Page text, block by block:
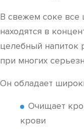
В свежем соке все
находятся в
целебный напиток
при многих
Он обладает
Очищает
крови